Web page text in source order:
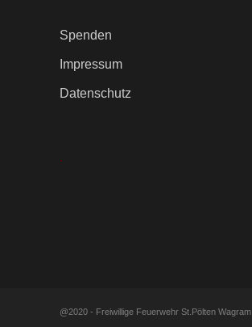
Spenden
Impressum
Datenschutz
.
@2020 - Freiwillige Feuerwehr St.Pölten Wagram